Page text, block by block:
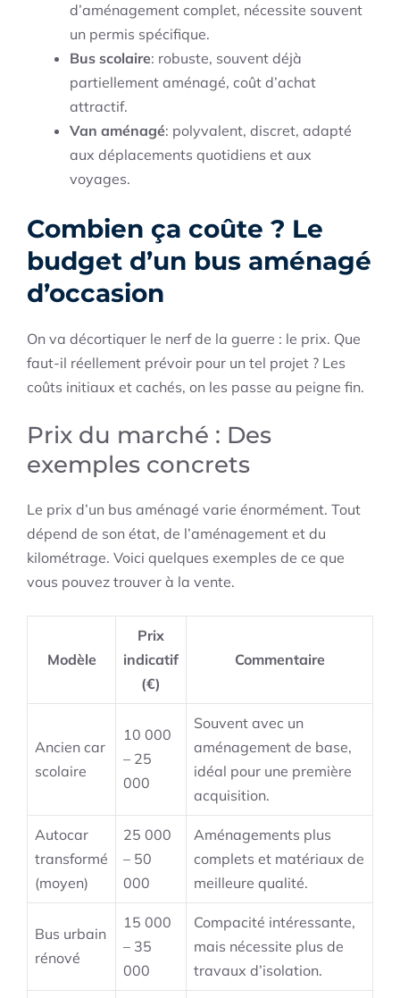
d’aménagement complet, nécessite souvent
un permis spécifique.
Bus scolaire: robuste, souvent déjà
partiellement aménagé, coût d’achat
attractif.
Van aménagé: polyvalent, discret, adapté
aux déplacements quotidiens et aux
voyages.
Combien ça coûte ? Le
budget d’un bus aménagé
d’occasion
On va décortiquer le nerf de la guerre : le prix. Que
faut-il réellement prévoir pour un tel projet ? Les
coûts initiaux et cachés, on les passe au peigne fin.
Prix du marché : Des
exemples concrets
Le prix d’un bus aménagé varie énormément. Tout
dépend de son état, de l’aménagement et du
kilométrage. Voici quelques exemples de ce que
vous pouvez trouver à la vente.
Modèle
Prix
indicatif
(€)
Commentaire
Ancien car
scolaire
10 000
– 25
000
Souvent avec un
aménagement de base,
idéal pour une première
acquisition.
Autocar
transformé
(moyen)
25 000
– 50
000
Aménagements plus
complets et matériaux de
meilleure qualité.
Bus urbain
rénové
15 000
– 35
000
Compacité intéressante,
mais nécessite plus de
travaux d’isolation.